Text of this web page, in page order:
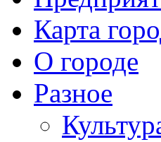
Карта
О городе
Разное